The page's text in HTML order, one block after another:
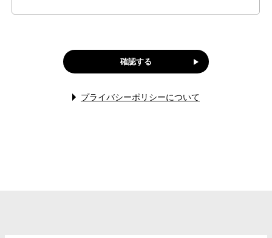
プライバシーポリシーについて